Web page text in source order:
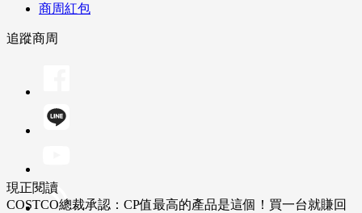
商周紅包
追蹤商周
現正閱讀
COSTCO總裁承認：CP值最高的產品是這個！買一台就賺回